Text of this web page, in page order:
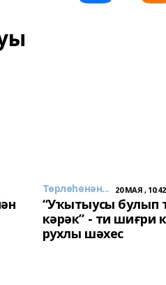
Төрлөһөнән... 20 МАЯ , 10:42
“Уҡытыусы булып
кәрәк” - ти шиғри
рухлы шәхес